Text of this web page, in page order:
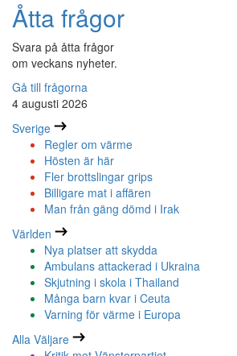
Åtta frågor
Svara på åtta frågor
om veckans nyheter.
Gå till frågorna
4 augusti 2026
Sverige
Regler om värme
Hösten är här
Fler brottslingar grips
Billigare mat i affären
Man från gäng dömd i Irak
Världen
Nya platser att skydda
Ambulans attackerad i Ukraina
Skjutning i skola i Thailand
Många barn kvar i Ceuta
Varning för värme i Europa
Alla Väljare